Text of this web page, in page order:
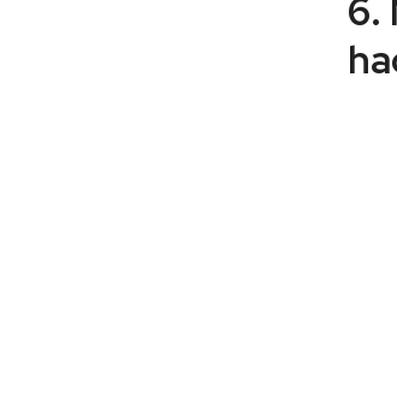
6.